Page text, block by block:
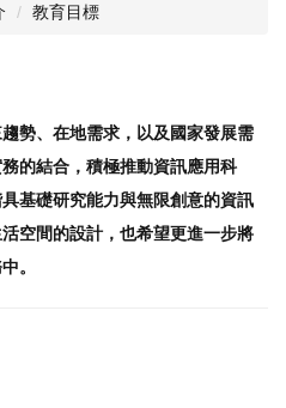
教育目標
勢、在地需求，以及國家發展需
的結合，積極推動資訊應用科
基礎研究能力與無限創意的資訊
空間的設計，也希望更進一步將
。